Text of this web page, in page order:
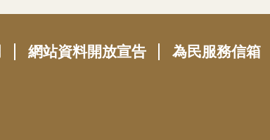
網站資料開放宣告 為民服務信箱